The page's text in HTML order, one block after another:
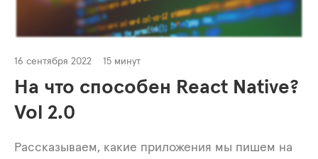
16 сентября 2022 15 минут
На что способен React Native?
Vol 2.0
Рассказываем, какие приложения мы пишем на